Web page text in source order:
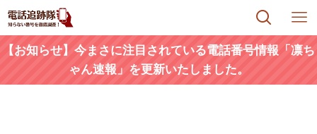
【お知らせ】今まさに注目されている電話番号情報「凛ち
ゃん速報」を更新いたしました。